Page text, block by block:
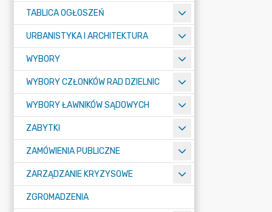
TABLICA OGŁOSZEŃ
URBANISTYKA I ARCHITEKTURA
WYBORY
WYBORY CZŁONKÓW RAD DZIELNIC
WYBORY ŁAWNIKÓW SĄDOWYCH
ZABYTKI
ZAMÓWIENIA PUBLICZNE
ZARZĄDZANIE KRYZYSOWE
ZGROMADZENIA